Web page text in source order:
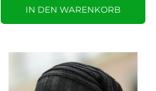
IN DEN WARENKORB